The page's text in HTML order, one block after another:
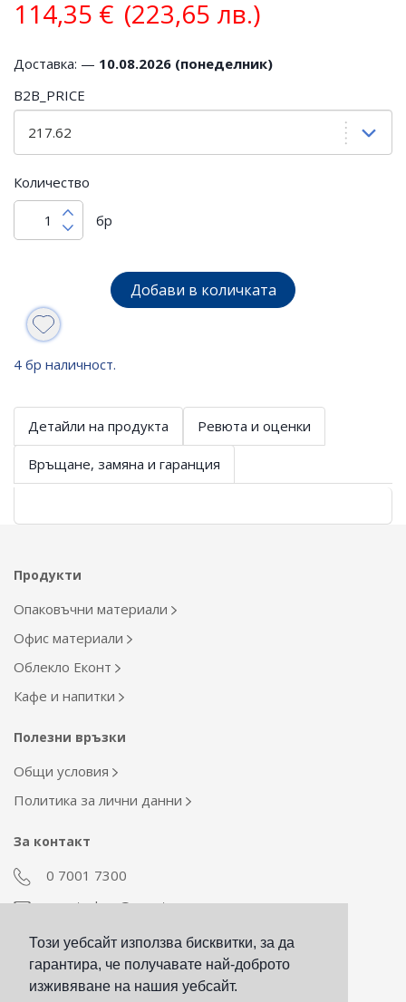
Този уебсайт използва бисквитки, за да
гарантира, че получавате най-доброто
изживяване на нашия уебсайт.
114,35 € (223,65 лв.)
Доставка: — 10.08.2026 (понеделник)
B2B_PRICE
Количество
бр
Добави в количката
4 бр наличност.
Детайли на продукта Ревюта и оценки
Връщане, замяна и гаранция
Продукти
Опаковъчни материали
Офис материали
Облекло Еконт
Кафе и напитки
Полезни връзки
Общи условия
Политика за лични данни
За контакт
0 7001 7300
econt_shop@econt.com
Екип Материални ресурси
otdel_mr@econt.com